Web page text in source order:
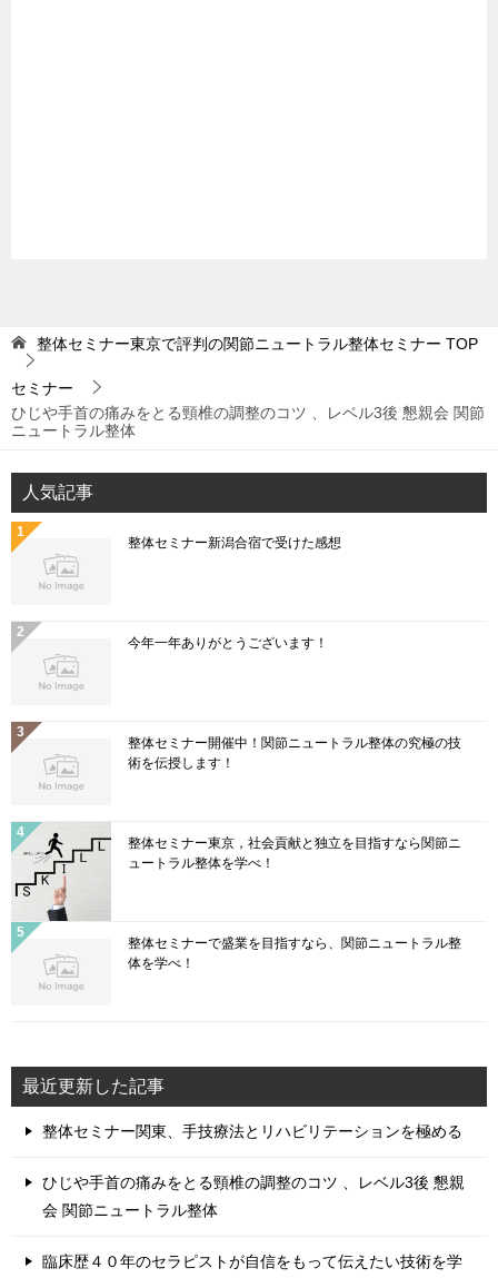
整体セミナー東京で評判の関節ニュートラル整体セミナー TOP
セミナー
ひじや手首の痛みをとる頸椎の調整のコツ 、レベル3後 懇親会 関節
ニュートラル整体
人気記事
整体セミナー新潟合宿で受けた感想
今年一年ありがとうございます！
整体セミナー開催中！関節ニュートラル整体の究極の技
術を伝授します！
整体セミナー東京，社会貢献と独立を目指すなら関節ニ
ュートラル整体を学べ！
整体セミナーで盛業を目指すなら、関節ニュートラル整
体を学べ！
最近更新した記事
整体セミナー関東、手技療法とリハビリテーションを極める
ひじや手首の痛みをとる頸椎の調整のコツ 、レベル3後 懇親
会 関節ニュートラル整体
臨床歴４０年のセラピストが自信をもって伝えたい技術を学